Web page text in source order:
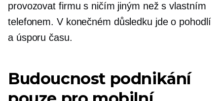
provozovat firmu s ničím jiným než s vlastním
telefonem. V konečném důsledku jde o pohodlí
a úsporu času.
Budoucnost podnikání